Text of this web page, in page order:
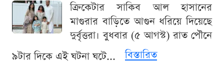
ক্রিকেটার সাকিব আল হাসানের
মাগুরার বাড়িতে আগুন ধরিয়ে দিয়েছে
দুর্বৃত্তরা। বুধবার (৫ আগস্ট) রাত পৌনে
৯টার দিকে এই ঘটনা ঘটে...
বিস্তারিত